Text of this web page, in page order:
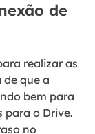
de
realizar as
que a
bem para
para o Drive.
no